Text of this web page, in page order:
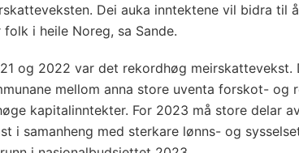
Dei auka inntektene vil bidra til
i heile Noreg, sa Sande.
og 2022 var det rekordhøg meirskattevekst.
mellom anna store uventa forskot- og
kapitalinntekter. For 2023 må store delar
i samanheng med sterkare lønns- og